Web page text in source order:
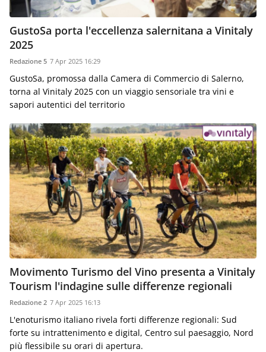
comparto
Horeca.
GustoSa porta l'eccellenza salernitana a Vinitaly
2025
Redazione 5 7 Apr 2025 16:29
GustoSa, promossa dalla Camera di Commercio di Salerno,
torna al Vinitaly 2025 con un viaggio sensoriale tra vini e
sapori autentici del territorio
Movimento Turismo del Vino presenta a Vinitaly
Tourism l'indagine sulle differenze regionali
Redazione 2 7 Apr 2025 16:13
L'enoturismo italiano rivela forti differenze regionali: Sud
forte su intrattenimento e digital, Centro sul paesaggio, Nord
più flessibile su orari di apertura.